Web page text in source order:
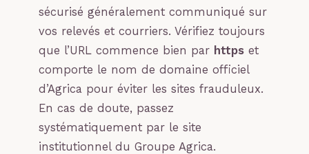
sécurisé généralement communiqué sur
vos relevés et courriers. Vérifiez toujours
que l’URL commence bien par https et
comporte le nom de domaine officiel
d’Agrica pour éviter les sites frauduleux.
En cas de doute, passez
systématiquement par le site
institutionnel du Groupe Agrica.